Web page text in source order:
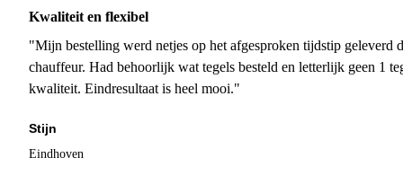
Kwaliteit en flexibel
"Mijn bestelling werd netjes op het afgesproken tijdstip geleverd
chauffeur. Had behoorlijk wat tegels besteld en letterlijk geen 1
kwaliteit. Eindresultaat is heel mooi."
Stijn
Eindhoven